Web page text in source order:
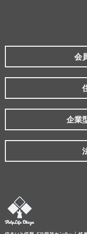
会
企業